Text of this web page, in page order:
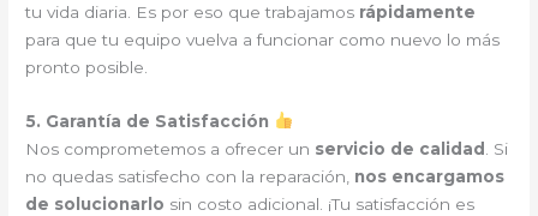
tu vida diaria. Es por eso que trabajamos rápidamente
para que tu equipo vuelva a funcionar como nuevo lo más
pronto posible.
5. Garantía de Satisfacción
Nos comprometemos a ofrecer un servicio de calidad
. Si
no quedas satisfecho con la reparación, nos encargamos
de solucionarlo sin costo adicional. ¡Tu satisfacción es